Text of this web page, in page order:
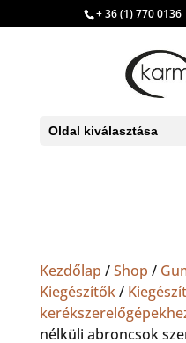
+ 36 (1) 770 0136
Oldal kiválasztása
Kezdőlap /Shop /
Kiegészítők/
nélküli abroncsok